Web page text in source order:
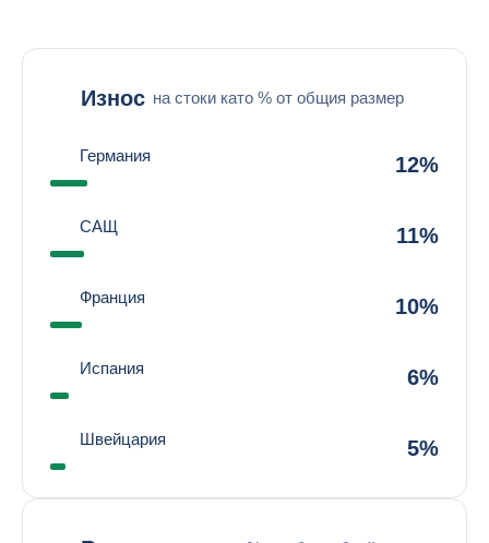
Износ на стоки като % от общия размер
Германия 12%
САЩ 11%
Франция 10%
Испания 6%
Швейцария 5%